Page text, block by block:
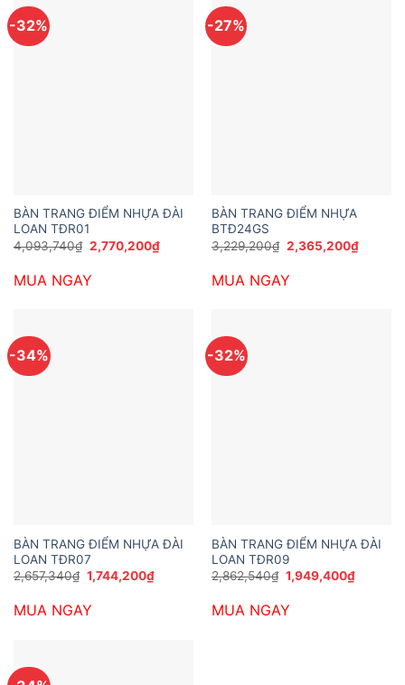
-32%
BÀN TRANG ĐIỂM NHỰA ĐÀI
LOAN TĐR01
4,093,740₫ Giá
gốc
4,093,740₫.
2,770,200₫Giá
hiện
MUA NGAY
-27%
BÀN TRANG ĐIỂM NHỰA
BTĐ24GS
3,229,200₫ Giá
gốc
3,229,200₫.
2,365,200₫Giá
hiện
MUA NGAY
-34%
BÀN TRANG ĐIỂM NHỰA ĐÀI
LOAN TĐR07
2,657,340₫ Giá
gốc
2,657,340₫.
1,744,200₫Giá
hiện
MUA NGAY
-32%
BÀN TRANG ĐIỂM NHỰA ĐÀI
LOAN TĐR09
2,862,540₫ Giá
gốc
2,862,540₫.
1,949,400₫Giá
hiện
MUA NGAY